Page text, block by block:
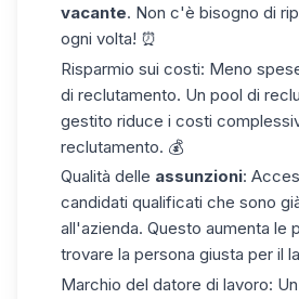
vacante. Non c'è bisogno di
ogni volta! ⏰
Risparmio sui costi: Meno
di reclutamento. Un pool di
gestito riduce i costi
reclutamento. 💰
Qualità delle assunzioni:
candidati qualificati che sono
all'azienda. Questo aumenta le
trovare la persona giusta per il
Marchio del datore di lavoro: Un